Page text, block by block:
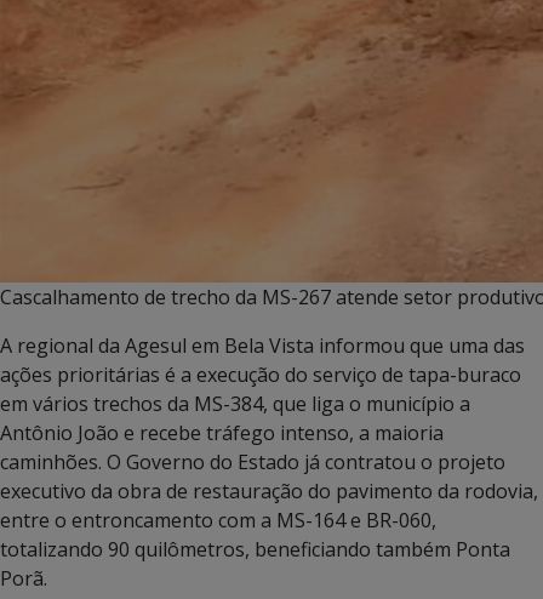
Cascalhamento de trecho da MS-267 atende setor
A regional da Agesul em Bela Vista informou que uma das
ações prioritárias é a execução do serviço de tapa-buraco
em vários trechos da MS-384, que liga o município a
Antônio João e recebe tráfego intenso, a maioria
caminhões. O Governo do Estado já contratou o projeto
executivo da obra de restauração do pavimento da rodovia,
entre o entroncamento com a MS-164 e BR-060,
totalizando 90 quilômetros, beneficiando também Ponta
Porã.